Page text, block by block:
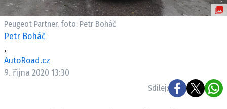
ELEKTRO
Peugeot Partner, foto: Petr Boháč
Petr Boháč
,
AutoRoad.cz
9. října 2020 13:30
Sdílej: